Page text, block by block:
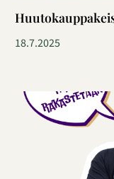
18.7.2025